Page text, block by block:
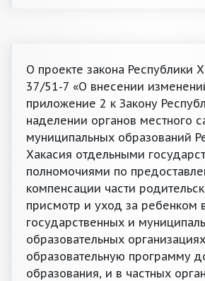
О проекте закона Республики
37/51-7 «О внесении
приложение 2 к Закону
наделении органов местного
муниципальных образований
Хакасия отдельными
полномочиями по
компенсации части
присмотр и уход за ребенком
государственных и
образовательных
образовательную программу
образования, и в частных